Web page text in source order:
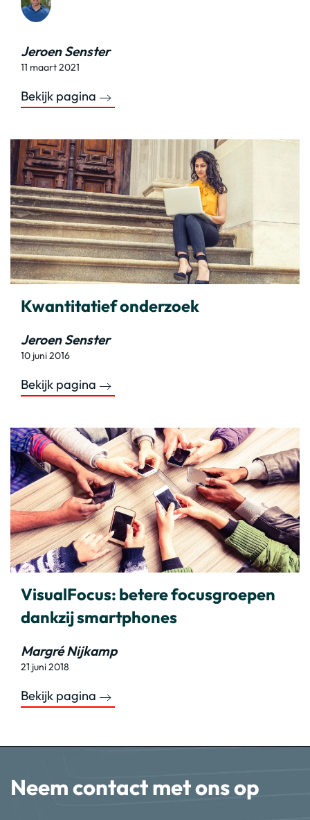
Jeroen Senster
11 maart 2021
Bekijk pagina
Kwantitatief onderzoek
Jeroen Senster
10 juni 2016
Bekijk pagina
VisualFocus: betere focusgroepen
dankzij smartphones
Margré Nijkamp
21 juni 2018
Bekijk pagina
Neem contact met ons op